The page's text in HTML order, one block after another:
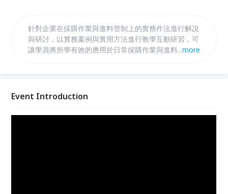
針對企業在採購作業與進料管制上的實務作法進行解說
與研討，以實務案例與實用方法進行教學互動研習，可
讓學員將所學有效的應用於日常採購作業與進料管制
...more
Event Introduction